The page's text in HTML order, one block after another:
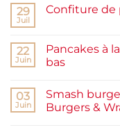
29
Juil
Confiture de
Confiture
de
prunes
et
rapide
22
Juin
Pancakes à
bas
sur
Pancakes
à
03
Juin
Smash
Burgers &